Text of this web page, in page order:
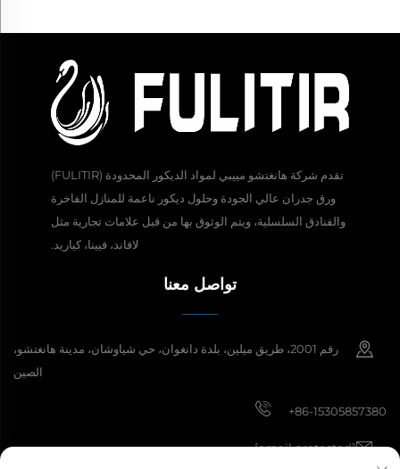
تقدم شركة هانغتشو مييبي لمواد الديكور المحدودة (FULITIR)
ورق جدران عالي الجودة وحلول ديكور ناعمة للمنازل الفاخرة
والفنادق السلسلية، ويتم الوثوق بها من قبل علامات تجارية مثل
لافاند، فيينا، كياريد.
تواصل معنا
رقم 2001، طريق ميلين، بلدة دانغوان، حي شياوشان، مدينة هانغتشو،
الصين
+86-15305857380
[email protected]